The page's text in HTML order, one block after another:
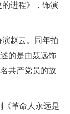
进程》，饰演
赵云。同年拍
的是由聂远饰
共产党员的故
《革命人永远是